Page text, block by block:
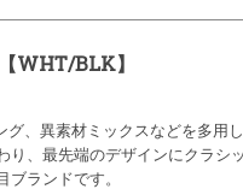
WHT/BLK】
、異素材ミックスなどを多用
り、最先端のデザインにクラシ
ブランドです。